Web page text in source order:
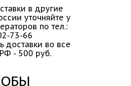
в другие
уточняйте у
по тел.:
73-66
доставки во все
- 500 руб.